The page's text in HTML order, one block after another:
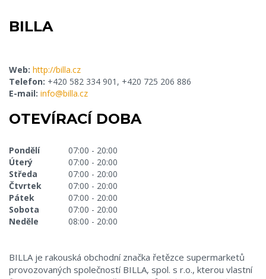
BILLA
Web: http://billa.cz
Telefon: +420 582 334 901, +420 725 206 886
E-mail: info@billa.cz
OTEVÍRACÍ DOBA
Pondělí
07:00 - 20:00
Úterý
07:00 - 20:00
Středa
07:00 - 20:00
Čtvrtek
07:00 - 20:00
Pátek
07:00 - 20:00
Sobota
07:00 - 20:00
Neděle
08:00 - 20:00
BILLA je rakouská obchodní značka řetězce supermarketů
provozovaných společností BILLA, spol. s r.o., kterou vlastní